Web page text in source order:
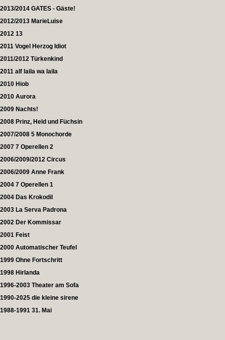
2013/2014 GATES - Gäste!
2012/2013 MarieLuise
2012 13
2011 Vogel Herzog Idiot
2011/2012 Türkenkind
2011 alf laila wa laila
2010 Hiob
2010 Aurora
2009 Nachts!
2008 Prinz, Held und Füchsin
2007/2008 5 Monochorde
2007 7 Operellen 2
2006/2009/2012 Circus
2006/2009 Anne Frank
2004 7 Operellen 1
2004 Das Krokodil
2003 La Serva Padrona
2002 Der Kommissar
2001 Feist
2000 Automatischer Teufel
1999 Ohne Fortschritt
1998 Hirlanda
1996-2003 Theater am Sofa
1990-2025 die kleine sirene
1988-1991 31. Mai